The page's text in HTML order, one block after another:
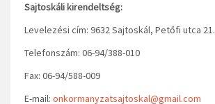
Sajtoskáli kirendeltség:
Levelezési cím: 9632 Sajtoskál, Petőfi utca 21.
Telefonszám: 06-94/388-010
Fax: 06-94/588-009
E-mail: onkormanyzatsajtoskal@gmail.com